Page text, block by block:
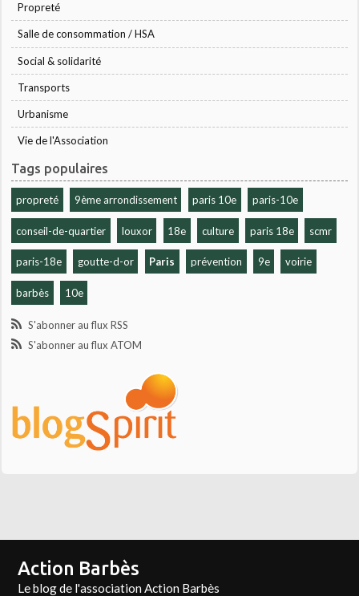
Propreté
Salle de consommation / HSA
Social & solidarité
Transports
Urbanisme
Vie de l'Association
Tags populaires
propreté 9ème arrondissement paris 10e paris-10e
conseil-de-quartier louxor 18e culture paris 18e scmr
paris-18e goutte-d-or Paris prévention 9e voirie
barbès 10e
S'abonner au flux RSS
S'abonner au flux ATOM
Action Barbès
Le blog de l'association Action Barbès